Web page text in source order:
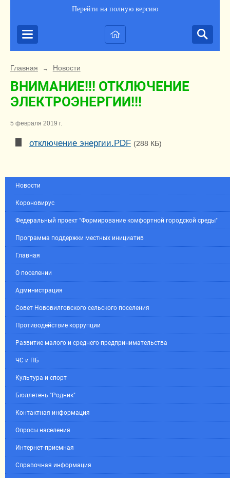
Перейти на полную версию
Главная → Новости
ВНИМАНИЕ!!! ОТКЛЮЧЕНИЕ
ЭЛЕКТРОЭНЕРГИИ!!!
5 февраля 2019 г.
отключение энергии.PDF (288 КБ)
Новости
Короновирус
Федеральный проект "Формирование комфортной городской среды"
Программа поддержки местных инициатив
Главная
О поселении
Администрация
Совет Нововилговского сельского поселения
Противодействие коррупции
Развитие малого и среднего предпринимательства
ЧС и ПБ
Культура и спорт
Бюллетень "Родник"
Контактная информация
Опросы населения
Интернет-приемная
Справочная информация